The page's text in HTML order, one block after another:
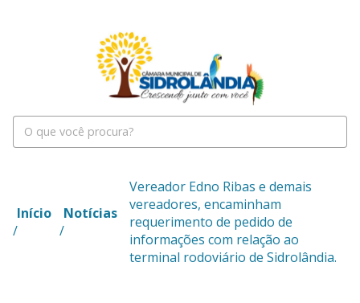
Início
/
Notícias
/
Vereador Edno Ribas e demais
vereadores, encaminham
requerimento de pedido de
informações com relação ao
terminal rodoviário de Sidrolândia.